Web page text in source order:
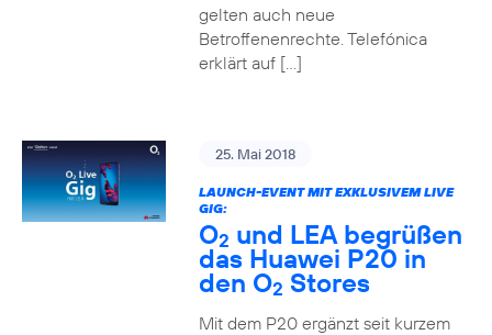
gelten auch neue
Betroffenenrechte. Telefónica
erklärt auf […]
25. Mai 2018
LAUNCH-EVENT MIT EXKLUSIVEM LIVE
GIG:
O2 und LEA begrüßen
das Huawei P20 in
den O2 Stores
Mit dem P20 ergänzt seit kurzem